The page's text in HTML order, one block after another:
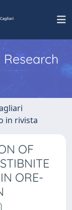
in rivista
OF
ORE-